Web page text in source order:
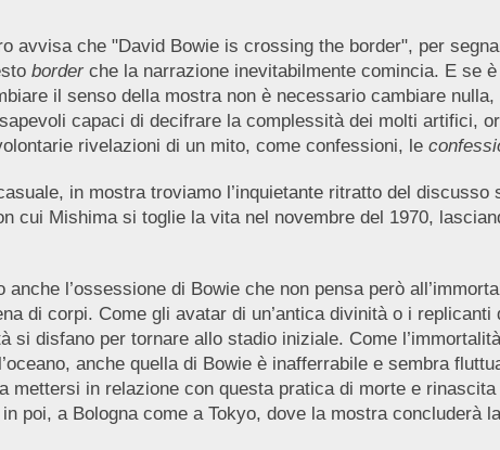
avvisa che "David Bowie is crossing the border", per
borderche la narrazione inevitabilmente comincia. E se
il senso della mostra non è necessario cambiare
capaci di decifrare la complessità dei molti artifici,
rivelazioni di un mito, come confessioni, le
in mostra troviamo l’inquietante ritratto del
cui Mishima si toglie la vita nel novembre del 1970,
l’ossessione di Bowie che non pensa però
di corpi. Come gli avatar di un’antica divinità o i
si disfano per tornare allo stadio iniziale. Come
anche quella di Bowie è inafferrabile e sembra
mettersi in relazione con questa pratica di morte e
poi, a Bologna come a Tokyo, dove la mostra concluderà